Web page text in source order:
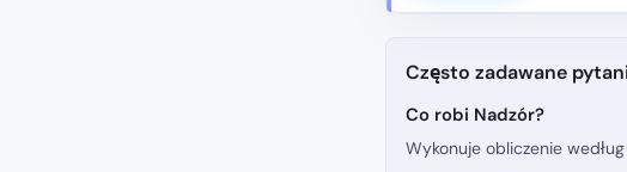
Często zadawane
Co robi Nadzór?
Wykonuje obliczenie